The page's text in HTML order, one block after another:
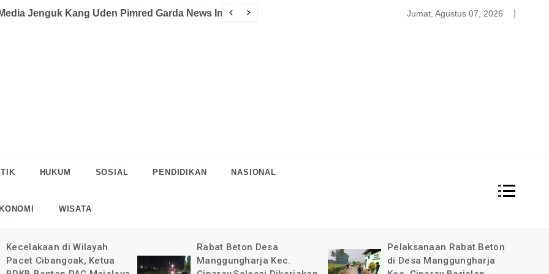
Preman Halau LSM Dipolisikan Satgas PDBA Bantah Tidak Akomodir Bantuan Korban
Jumat, Agustus 07, 2026
HUKUM SOSIAL PENDIDIKAN NASIONAL
WISATA
Rabat Beton Desa
Manggungharja Kec.
Pelaksanaan Rabat Beton
di Desa Manggungharja
Pimpinan Redaksi Garda
News Indonesia Ucapkan